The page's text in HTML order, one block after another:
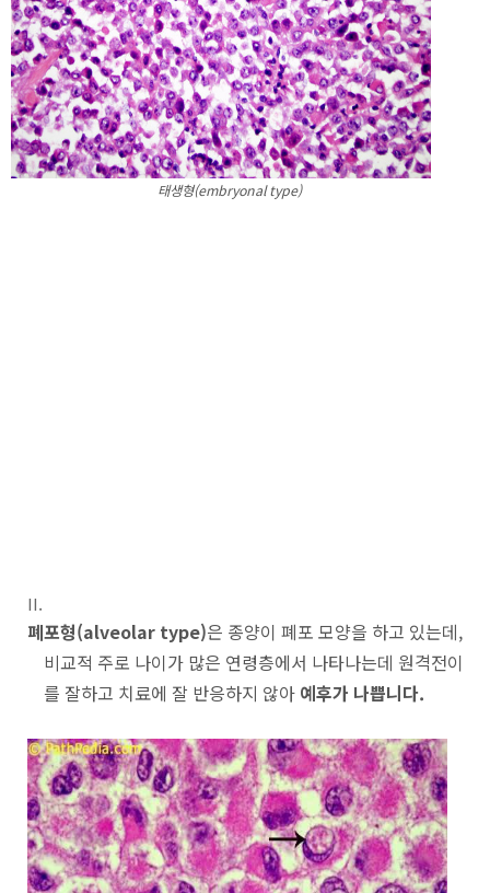
태생형(embryonal type)
폐포형(alveolar type)은 종양이 폐포 모양을 하고 있는데,
비교적 주로 나이가 많은 연령층에서 나타나는데 원격전이
를 잘하고 치료에 잘 반응하지 않아 예후가 나쁩니다.